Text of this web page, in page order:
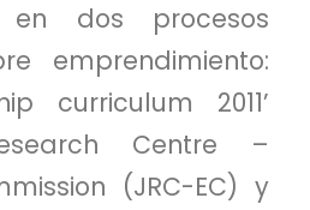
en dos procesos
emprendimiento:
curriculum 2011’
Centre –
(JRC-EC) y